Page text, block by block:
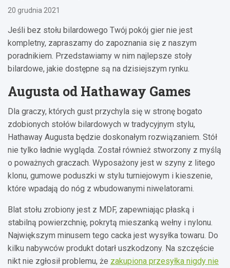
20 grudnia 2021
Jeśli bez stołu bilardowego Twój pokój gier nie jest
kompletny, zapraszamy do zapoznania się z naszym
poradnikiem. Przedstawiamy w nim najlepsze stoły
bilardowe, jakie dostępne są na dzisiejszym rynku.
Augusta od Hathaway Games
Dla graczy, których gust przychyla się w stronę bogato
zdobionych stołów bilardowych w tradycyjnym stylu,
Hathaway Augusta będzie doskonałym rozwiązaniem. Stół
nie tylko ładnie wygląda. Został również stworzony z myślą
o poważnych graczach. Wyposażony jest w szyny z litego
klonu, gumowe poduszki w stylu turniejowym i kieszenie,
które wpadają do nóg z wbudowanymi niwelatorami.
Blat stołu zrobiony jest z MDF, zapewniając płaską i
stabilną powierzchnię, pokrytą mieszanką wełny i nylonu.
Największym minusem tego cacka jest wysyłka towaru. Do
kilku nabywców produkt dotarł uszkodzony. Na szczęście
nikt nie zgłosił problemu, że zakupiona przesyłka nigdy nie